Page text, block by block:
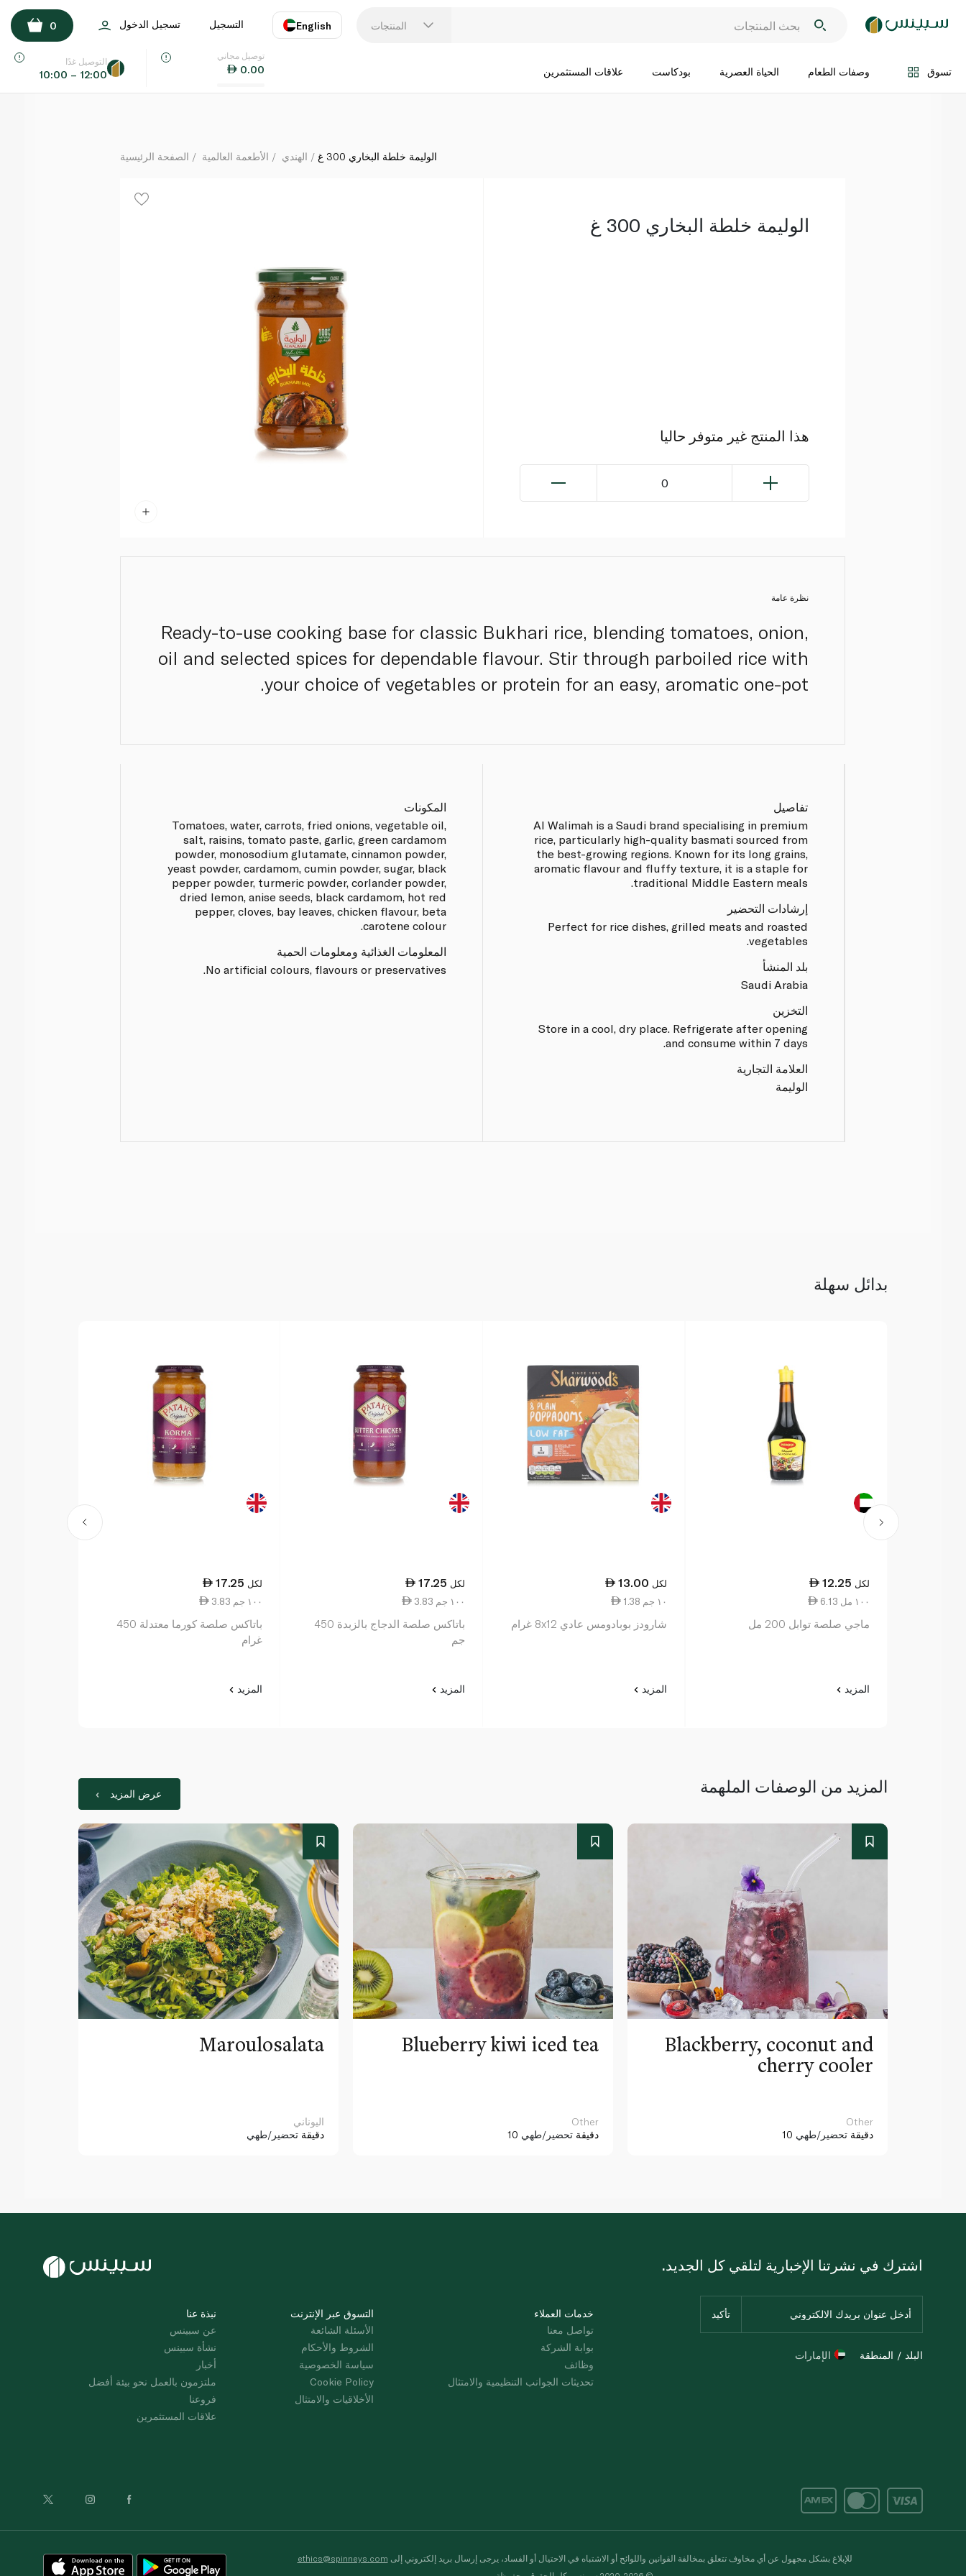
المنتجات English
اللغة
التسجيل تسجيل الدخول 0
تسوق وصفات الطعام الحياة العصرية بودكاست علاقات المستثمرين
توصيل مجاني
0.00
التوصيل غدًا
10:00 – 12:00
اضف الى السلة
الصفحة الرئيسية الأطعمة العالمية الهندي الوليمة خلطة البخاري 300 غ
الوليمة خلطة البخاري 300 غ
هذا المنتج غير متوفر حاليا
0
نظرة عامة
Ready-to-use cooking base for classic Bukhari rice, blending tomatoes, onion,
oil and selected spices for dependable flavour. Stir through parboiled rice with
your choice of vegetables or protein for an easy, aromatic one-pot.
تفاصيل
Al Walimah is a Saudi brand specialising in premium
rice, particularly high-quality basmati sourced from
the best-growing regions. Known for its long grains,
aromatic flavour and fluffy texture, it is a staple for
traditional Middle Eastern meals.
إرشادات التحضير
Perfect for rice dishes, grilled meats and roasted
vegetables.
بلد المنشأ
Saudi Arabia
التخزين
Store in a cool, dry place. Refrigerate after opening
and consume within 7 days.
العلامة التجارية
الوليمة
المكونات
Tomatoes, water, carrots, fried onions, vegetable oil,
salt, raisins, tomato paste, garlic, green cardamom
powder, monosodium glutamate, cinnamon powder,
yeast powder, cardamom, cumin powder, sugar, black
pepper powder, turmeric powder, corlander powder,
dried lemon, anise seeds, black cardamom, hot red
pepper, cloves, bay leaves, chicken flavour, beta
carotene colour.
المعلومات الغذائية ومعلومات الحمية
No artificial colours, flavours or preservatives.
بدائل سهلة
12.25 لكل
6.13 ١٠٠ مل
ماجي صلصة توابل 200 مل
المزيد
13.00 لكل
1.38 ١٠ جم
شارودز بوبادومس عادي 8x12 غرام
المزيد
17.25 لكل
3.83 ١٠٠ جم
باتاكس صلصة الدجاج بالزبدة 450
جم
المزيد
17.25 لكل
3.83 ١٠٠ جم
باتاكس صلصة كورما معتدلة 450
غرام
المزيد
المزيد من الوصفات الملهمة عرض المزيد
Maroulosalata
اليوناني
دقيقة تحضير/طهي
Blueberry kiwi iced tea
Other
10 دقيقة تحضير/طهي
Blackberry, coconut and
cherry cooler
Other
10 دقيقة تحضير/طهي
نبذة عنا
عن سبينس
نشأة سبينس
أخبار
ملتزمون بالعمل نحو بيئة أفضل
فروعنا
علاقات المستثمرين
التسوق عبر الإنترنت
الأسئلة الشائعة
الشروط والأحكام
سياسة الخصوصية
Cookie Policy
الأخلاقيات والامتثال
خدمات العملاء
تواصل معنا
بوابة الشركة
وظائف
تحديثات الجوانب التنظيمية والامتثال
اشترك في نشرتنا الإخبارية لتلقي كل الجديد.
البلد / المنطقة الإمارات
للإبلاغ بشكل مجهول عن أي مخاوف تتعلق بمخالفة القوانين واللوائح أو الاشتباه في الاحتيال أو الفساد، يرجى إرسال بريد إلكتروني إلى ethics@spinneys.com